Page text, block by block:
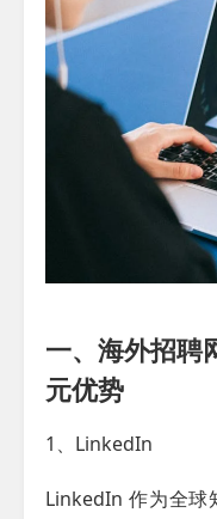
一、海外招聘
元优势
1、LinkedIn
LinkedIn 作为全球